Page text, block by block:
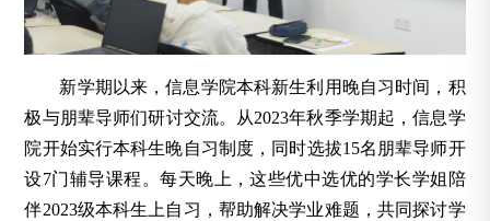
新学期以来，信息学院本科新生利用晚自习时间，积
极与朋辈导师们研讨交流。从2023年秋季学期起，信息学
院开始实行本科生晚自习制度，同时选拔15名朋辈导师开
设7门辅导课程。每天晚上，这些优中选优的学长学姐陪
伴2023级本科生上自习，帮助解决学业难题，共同探讨学